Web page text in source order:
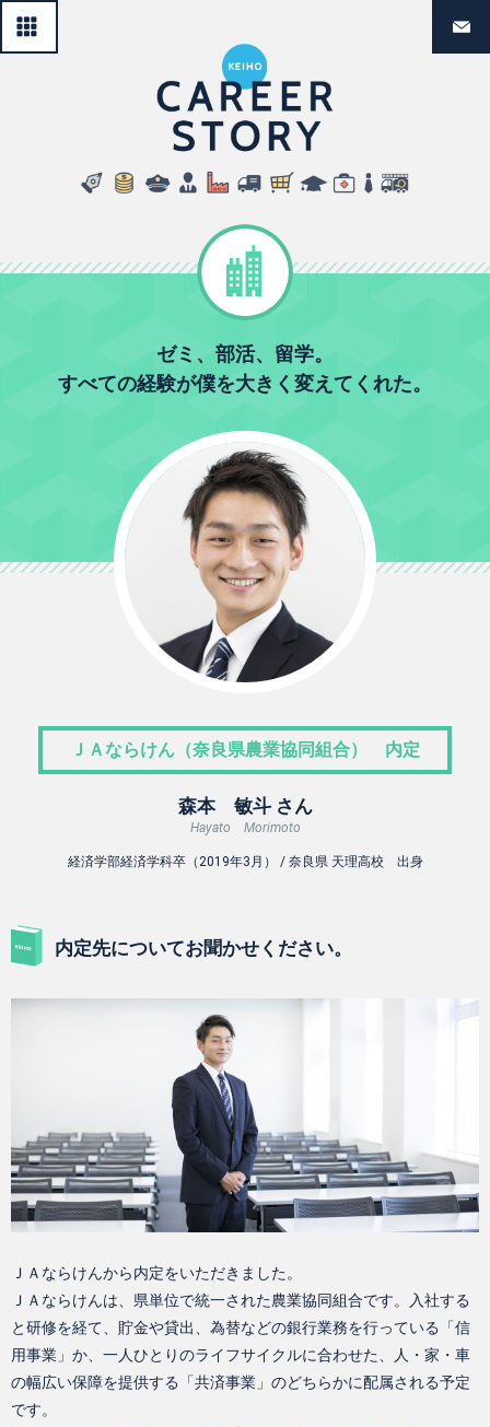
経法生の
ゼミ、部活、留学。
すべての経験が僕を大きく変えてくれた。
ＪＡならけん（奈良県農業協同組合） 内定
森本 敏斗 さん
Hayato Morimoto
経済学部経済学科卒（2019年3月） / 奈良県 天理高校 出身
内定先についてお聞かせください。
ＪＡならけんから内定をいただきました。
ＪＡならけんは、県単位で統一された農業協同組合です。入社する
と研修を経て、貯金や貸出、為替などの銀行業務を行っている「信
用事業」か、一人ひとりのライフサイクルに合わせた、人・家・車
の幅広い保障を提供する「共済事業」のどちらかに配属される予定
です。